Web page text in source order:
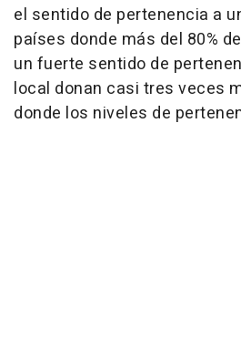
el sentido de pertenencia a
países donde más del 80%
un fuerte sentido de
local donan casi tres veces
donde los niveles de